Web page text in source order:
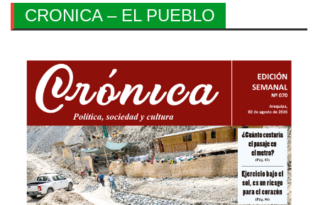
CRONICA – EL PUEBLO